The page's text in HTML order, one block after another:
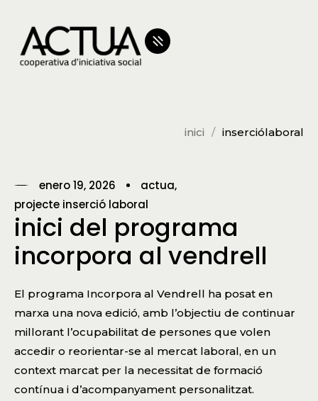
inici inserciólaboral
enero 19, 2026
actua
projecte inserció laboral
inici del programa
incorpora al vendrell
El programa Incorpora al Vendrell ha posat en
marxa una nova edició, amb l’objectiu de continuar
millorant l’ocupabilitat de persones que volen
accedir o reorientar-se al mercat laboral, en un
context marcat per la necessitat de formació
contínua i d’acompanyament personalitzat.